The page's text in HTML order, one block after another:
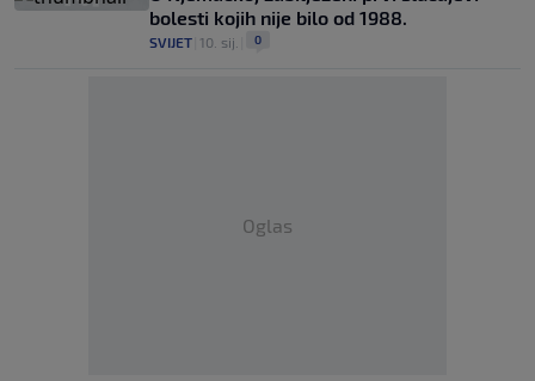
bolesti kojih nije bilo od 1988.
SVIJET 10. sij. 0
Oglas